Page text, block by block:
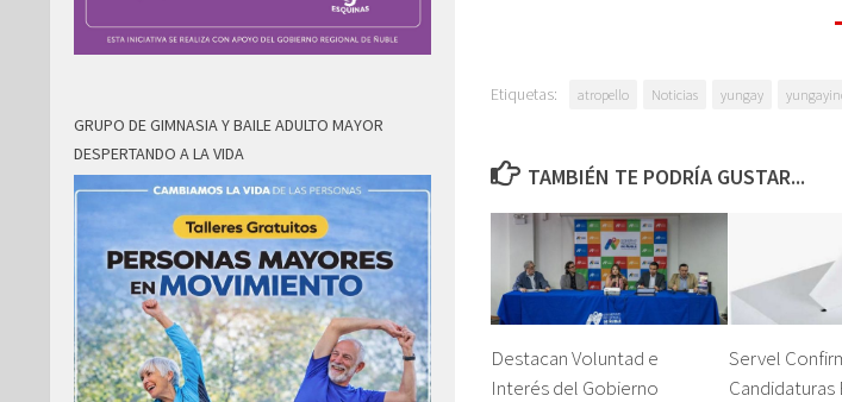
Etiquetas: atropello Noticias yungay
TAMBIÉN TE PODRÍA GUSTAR...
Destacan Voluntad e
Interés del Gobierno
Servel
GRUPO DE GIMNASIA Y BAILE ADULTO MAYOR
DESPERTANDO A LA VIDA